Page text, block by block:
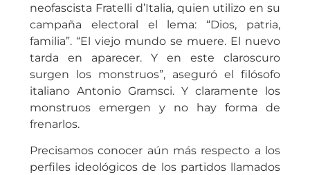
neofascista Fratelli d’Italia, quien utilizo en su
campaña electoral el lema: “Dios, patria,
familia”. “El viejo mundo se muere. El nuevo
tarda en aparecer. Y en este claroscuro
surgen los monstruos”, aseguró el filósofo
italiano Antonio Gramsci. Y claramente los
monstruos emergen y no hay forma de
frenarlos.
Precisamos conocer aún más respecto a los
perfiles ideológicos de los partidos llamados